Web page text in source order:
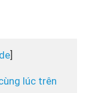
]
lúc trên